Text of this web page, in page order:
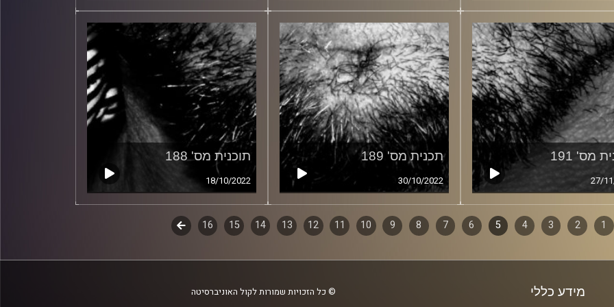
מס' 191
27/
תכנית מס' 189
30/10/2022
תוכנית מס' 188
18/10/2022
1
2
3
4
5
6
7
8
9
10
11
12
13
14
15
16
לשלב
מידע כללי © כל הזכויות שמורות לקול האוניברסיטה